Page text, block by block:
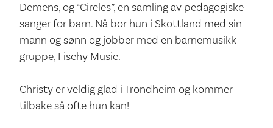
Demens, og “Circles”, en samling av pedagogiske
sanger for barn. Nå bor hun i Skottland med sin
mann og sønn og jobber med en barnemusikk
gruppe, Fischy Music.
Christy er veldig glad i Trondheim og kommer
tilbake så ofte hun kan!